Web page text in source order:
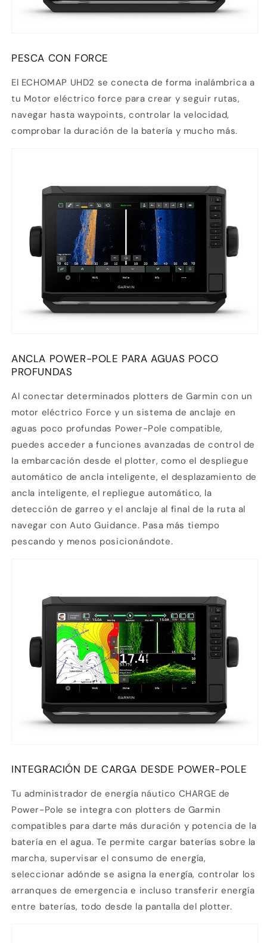
PESCA CON FORCE
El ECHOMAP UHD2 se conecta de forma inalámbrica a
tu Motor eléctrico force para crear y seguir rutas,
navegar hasta waypoints, controlar la velocidad,
comprobar la duración de la batería y mucho más.
ANCLA POWER-POLE PARA AGUAS POCO
PROFUNDAS
Al conectar determinados plotters de Garmin con un
motor eléctrico Force y un sistema de anclaje en
aguas poco profundas Power-Pole compatible,
puedes acceder a funciones avanzadas de control de
la embarcación desde el plotter, como el despliegue
automático de ancla inteligente, el desplazamiento de
ancla inteligente, el repliegue automático, la
detección de garreo y el anclaje al final de la ruta al
navegar con Auto Guidance. Pasa más tiempo
pescando y menos posicionándote.
INTEGRACIÓN DE CARGA DESDE POWER-POLE
Tu administrador de energía náutico CHARGE de
Power-Pole se integra con plotters de Garmin
compatibles para darte más duración y potencia de la
batería en el agua. Te permite cargar baterías sobre la
marcha, supervisar el consumo de energía,
seleccionar adónde se asigna la energía, controlar los
arranques de emergencia e incluso transferir energía
entre baterías, todo desde la pantalla del plotter.